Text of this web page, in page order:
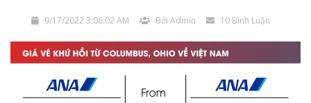
9/17/2022 3:06:02 AM Bởi Admin 10 Bình Luận